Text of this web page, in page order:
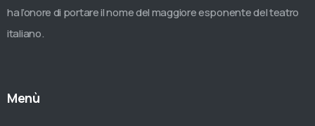
ha l’onore di portare il nome del maggiore esponente del teatro
italiano.
Menù